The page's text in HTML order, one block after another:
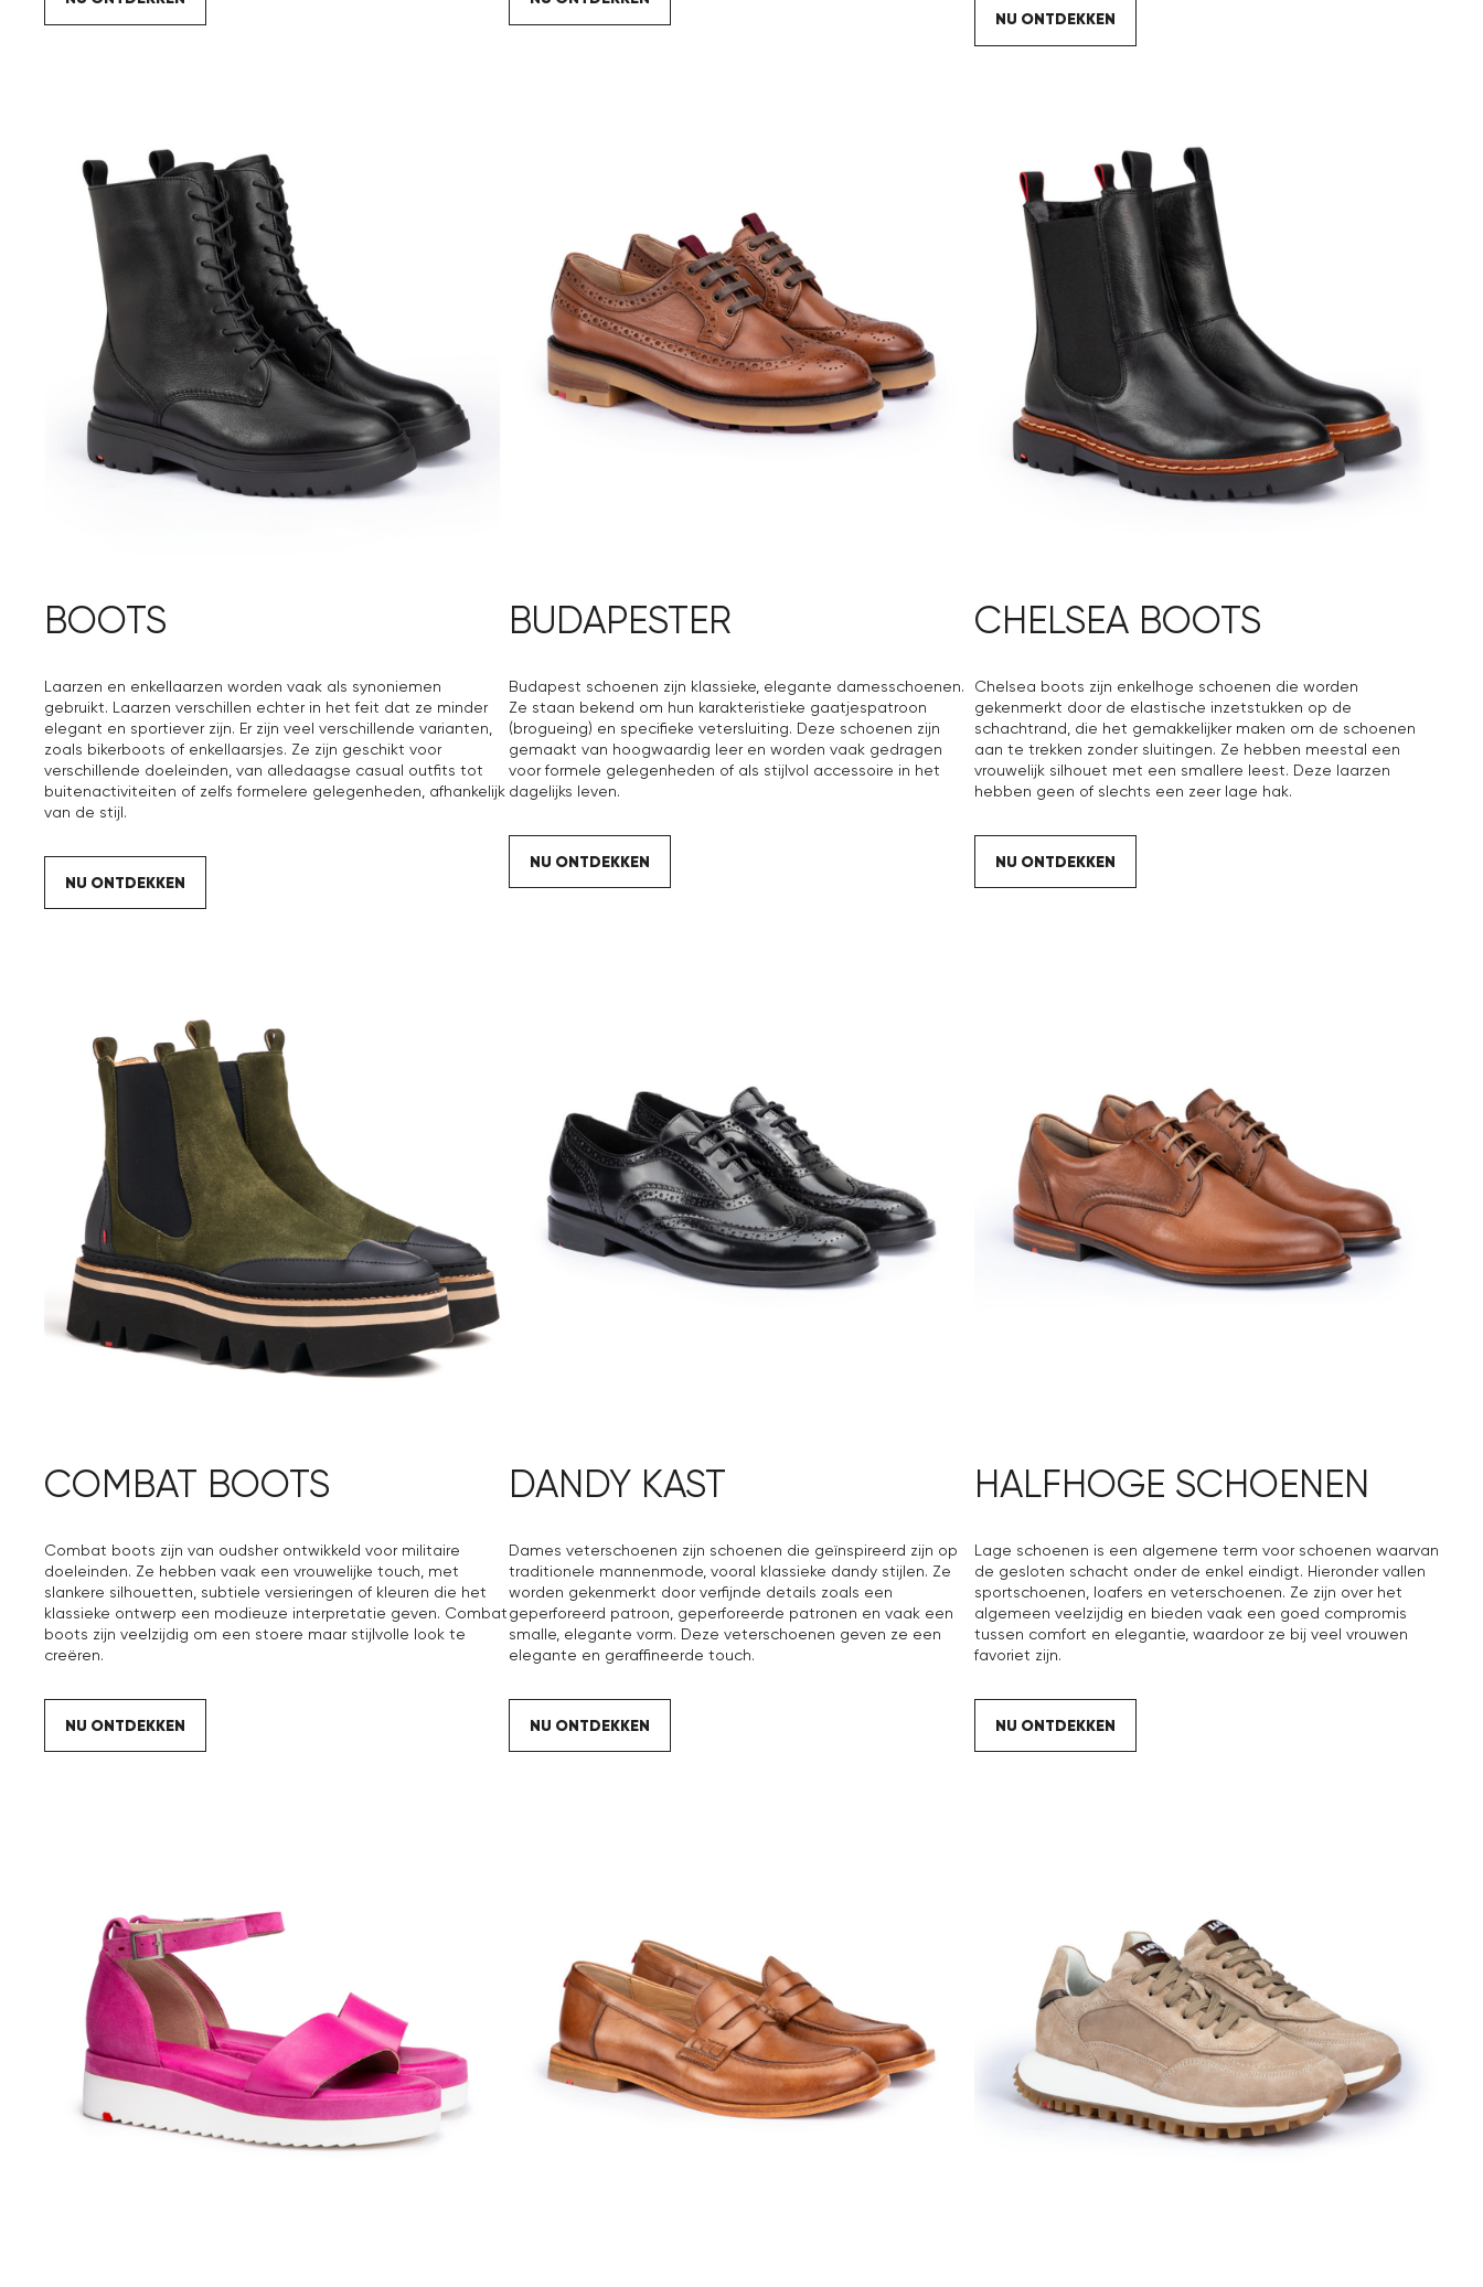
NU ONTDEKKEN
BOOTS
Laarzen en enkellaarzen worden vaak als synoniemen
gebruikt. Laarzen verschillen echter in het feit dat ze minder
elegant en sportiever zijn. Er zijn veel verschillende varianten,
zoals bikerboots of enkellaarsjes. Ze zijn geschikt voor
verschillende doeleinden, van alledaagse casual outfits tot
buitenactiviteiten of zelfs formelere gelegenheden, afhankelijk
van de stijl.
NU ONTDEKKEN
BUDAPESTER
Budapest schoenen zijn klassieke, elegante damesschoenen.
Ze staan bekend om hun karakteristieke gaatjespatroon
(brogueing) en specifieke vetersluiting. Deze schoenen zijn
gemaakt van hoogwaardig leer en worden vaak gedragen
voor formele gelegenheden of als stijlvol accessoire in het
dagelijks leven.
NU ONTDEKKEN
CHELSEA BOOTS
Chelsea boots zijn enkelhoge schoenen die worden
gekenmerkt door de elastische inzetstukken op de
schachtrand, die het gemakkelijker maken om de schoenen
aan te trekken zonder sluitingen. Ze hebben meestal een
vrouwelijk silhouet met een smallere leest. Deze laarzen
hebben geen of slechts een zeer lage hak.
NU ONTDEKKEN
COMBAT BOOTS
Combat boots zijn van oudsher ontwikkeld voor militaire
doeleinden. Ze hebben vaak een vrouwelijke touch, met
slankere silhouetten, subtiele versieringen of kleuren die het
klassieke ontwerp een modieuze interpretatie geven. Combat
boots zijn veelzijdig om een stoere maar stijlvolle look te
creëren.
NU ONTDEKKEN
DANDY KAST
Dames veterschoenen zijn schoenen die geïnspireerd zijn op
traditionele mannenmode, vooral klassieke dandy stijlen. Ze
worden gekenmerkt door verfijnde details zoals een
geperforeerd patroon, geperforeerde patronen en vaak een
smalle, elegante vorm. Deze veterschoenen geven ze een
elegante en geraffineerde touch.
NU ONTDEKKEN
HALFHOGE SCHOENEN
Lage schoenen is een algemene term voor schoenen waarvan
de gesloten schacht onder de enkel eindigt. Hieronder vallen
sportschoenen, loafers en veterschoenen. Ze zijn over het
algemeen veelzijdig en bieden vaak een goed compromis
tussen comfort en elegantie, waardoor ze bij veel vrouwen
favoriet zijn.
NU ONTDEKKEN